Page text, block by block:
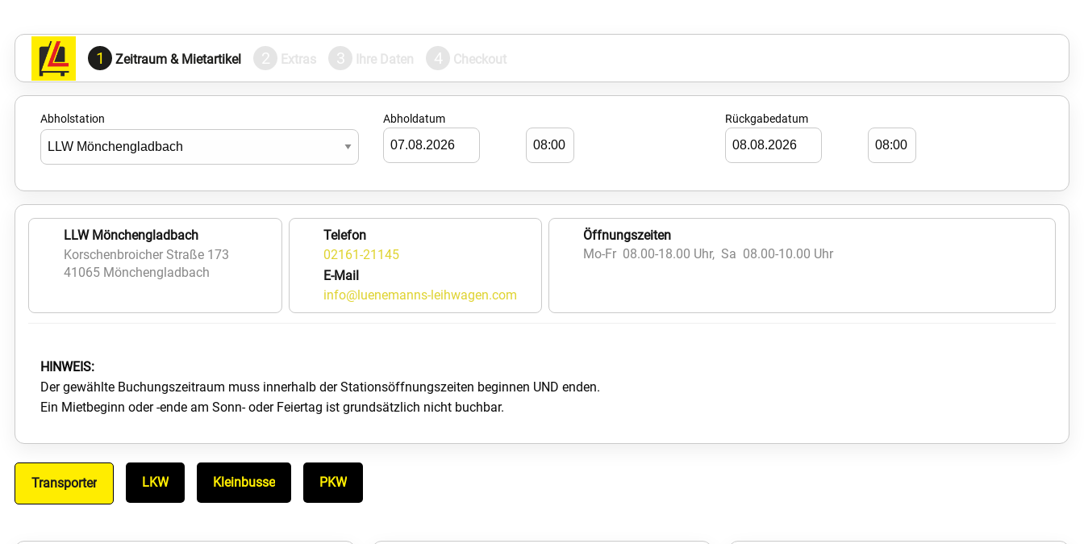
1 Zeitraum & Mietartikel 2 Extras 3 Ihre Daten 4 Checkout
Abholstation Abholdatum Rückgabedatum
LLW Mönchengladbach
Korschenbroicher Straße 173
41065 Mönchengladbach
Telefon
02161-21145
E-Mail
info@luenemanns-leihwagen.com
Öffnungszeiten
Mo-Fr 08.00-18.00 Uhr, Sa 08.00-10.00 Uhr
HINWEIS:
Der gewählte Buchungszeitraum muss innerhalb der Stationsöffnungszeiten beginnen UND enden.
Ein Mietbeginn oder -ende am Sonn- oder Feiertag ist grundsätzlich nicht buchbar.
Transporter LKW Kleinbusse PKW